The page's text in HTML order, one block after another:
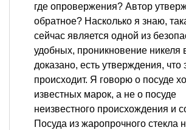
где опровержения? Автор
обратное? Насколько я знаю,
сейчас является одной из
удобных, проникновение никеля
доказано, есть утверждения, что
происходит. Я говорю о посуде
известных марок, а не о посуде
неизвестного происхождения и
Посуда из жаропрочного стекла